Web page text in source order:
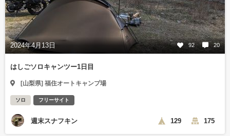
2024年4月13日 92 20
はしごソロキャンツー1日目
[山梨県] 福住オートキャンプ場
ソロ フリーサイト
週末スナフキン 129 175